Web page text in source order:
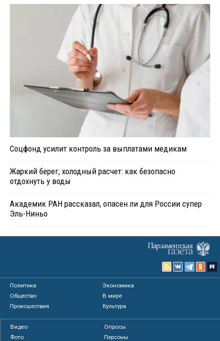
Соцфонд усилит контроль за выплатами медикам
Жаркий берег, холодный расчет: как безопасно
отдохнуть у воды
Академик РАН рассказал, опасен ли для России супер
Эль-Ниньо
Политика
Экономика
Общество
В мире
Происшествия
Культура
Видео
Опросы
Фото
Персоны